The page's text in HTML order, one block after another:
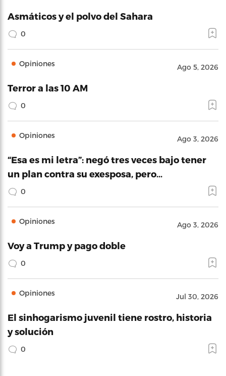
Asmáticos y el polvo del Sahara
0
Opiniones Ago 5, 2026
Terror a las 10 AM
0
Opiniones Ago 3, 2026
“Esa es mi letra”: negó tres veces bajo tener
un plan contra su exesposa, pero…
0
Opiniones Ago 3, 2026
Voy a Trump y pago doble
0
Opiniones Jul 30, 2026
El sinhogarismo juvenil tiene rostro, historia
y solución
0